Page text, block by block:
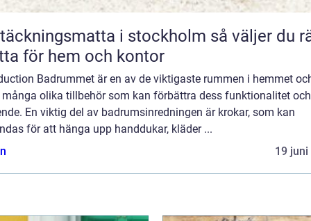
i stockholm så väljer du rätt
för hem och kontor
Badrummet är en av de viktigaste rummen i hemmet
olika tillbehör som kan förbättra dess funktionalitet och
En viktig del av badrumsinredningen är krokar, som kan
för att hänga upp handdukar, kläder ...
19 juni